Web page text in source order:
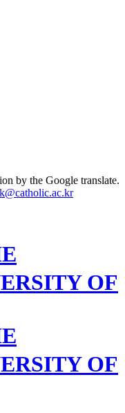
by the Google translate.